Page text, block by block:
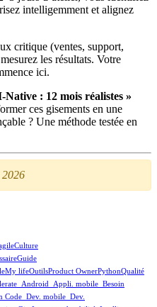
intelligemment et alignez
critique (ventes, support,
les résultats. Votre
ici.
: 12 mois réalistes »
ces gisements en une
? Une méthode testée en
Culture
Guide
My lifeOutilsProduct OwnerPythonQualité
_Android _Appli. mobile _Besoin
Code _Dev. mobile _Dev.